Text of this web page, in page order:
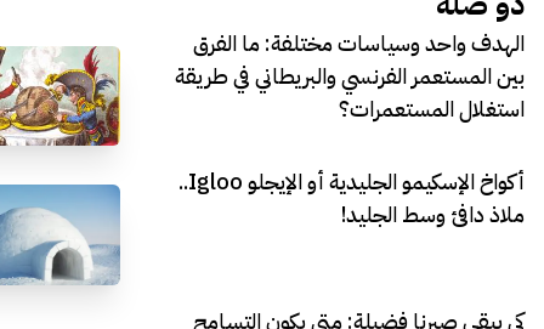
الهدف واحد وسياسات مختلفة: ما الفرق
بين المستعمر الفرنسي والبريطاني في طريقة
استغلال المستعمرات؟
أكواخ الإسكيمو الجليدية أو الإيجلو Igloo..
ملاذ دافئ وسط الجليد!
كي يبقى صبرنا فضيلة: متى يكون التسامح